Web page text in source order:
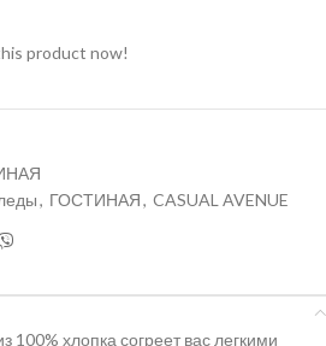
product now!
, ГОСТИНАЯ, CASUAL AVENUE
100% хлопка согреет вас легкими